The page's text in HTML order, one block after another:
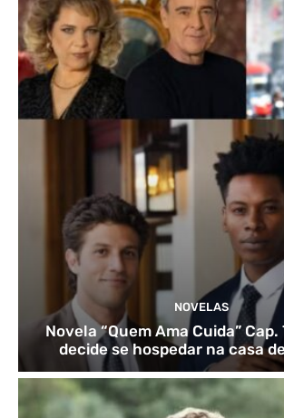
NOVELAS
Novela “Quem Ama Cuida”
decide se hospedar na casa